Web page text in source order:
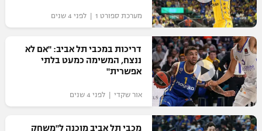
ליגת העל
גביע הטוטו
ליגיונרים
גביע המדינה
כדורגל עולמי
ליגת האלופות
ליגה אירופית
ליגה אנגלית
כדורסל ישראלי
ליגת ווינר סל
ליגה לאומית
כדורסל עולמי
NBA
מערכת ספורט 1 | לפני 4 שנים
דריכות במכבי תל אביב: "אם לא
ננצח, המשימה כמעט בלתי
אפשרית"
אור שקדי | לפני 4 שנים
מכבי תל אביב מוכנה ל"משחק